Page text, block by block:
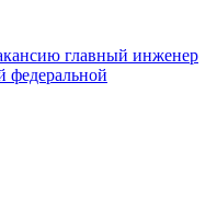
главный инженер
федеральной